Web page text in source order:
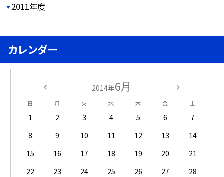
2011年度
カレンダー
2014年6月
日 月 火 水 木 金 土
1 2 3 4 5 6
7
8
9 10 11 12 13
14
15
16 17 18 19 20
21
22
23 24 25 26 27
28